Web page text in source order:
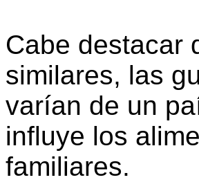
Cabe destacar
similares, las
varían de un
influye los
familiares.